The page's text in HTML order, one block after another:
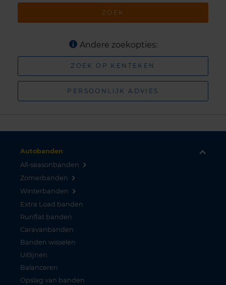
ZOEK
Andere zoekopties:
ZOEK OP KENTEKEN
PERSOONLIJK ADVIES
Autobanden
All-seasonbanden
Zomerbanden
Winterbanden
Extra Load banden
Runflat banden
Caravanbanden
Banden wisselen
Uitlijnen
Balanceren
Opslag van banden